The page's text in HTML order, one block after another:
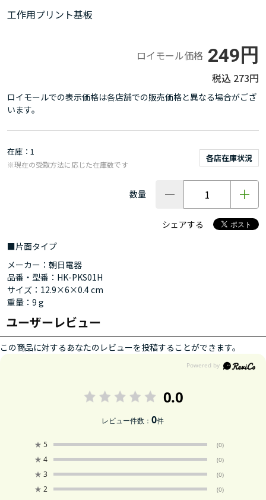
工作用プリント基板
ロイモール価格 249円
273円
ロイモールでの表示価格は各店舗での販売価格と異なる場合がござ
います。
在庫 1
各店在庫状況
※現在の受取方法に応じた在庫数です
数量
シェアする
■片面タイプ
メーカー：朝日電器
品番・型番：HK-PKS01H
サイズ：12.9×6×0.4 cm
重量：9 g
ユーザーレビュー
この商品に対するあなたのレビューを投稿することができます。
0.0
レビュー件数：0件
★ 5 (0)
★ 4 (0)
★ 3 (0)
★ 2 (0)